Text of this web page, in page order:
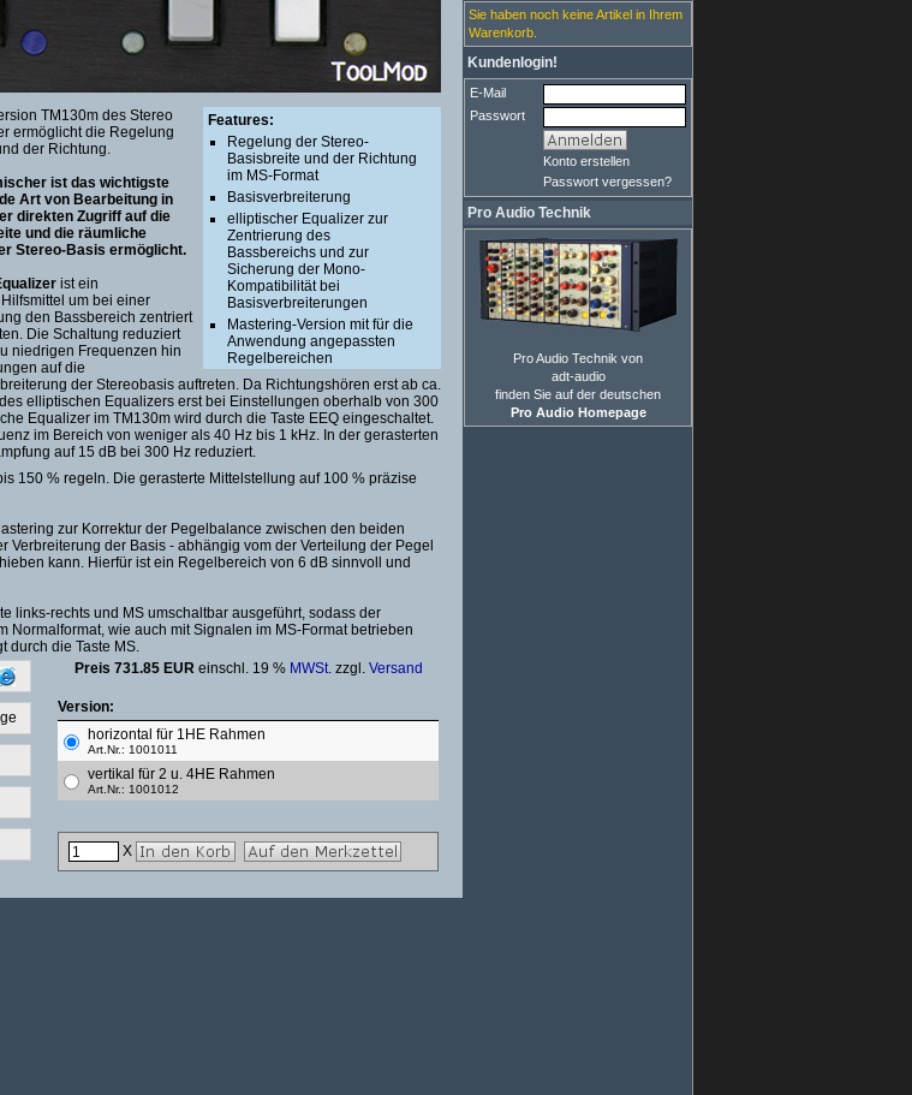
Sie haben noch keine Artikel in Ihrem
Warenkorb.
Kundenlogin!
E-Mail
Passwort
Konto erstellen
Passwort vergessen?
Pro Audio Technik
Pro Audio Technik von
adt-audio
finden Sie auf der deutschen
Pro Audio Homepage
Features:
Regelung der Stereo-
Basisbreite und der Richtung
im MS-Format
Basisverbreiterung
elliptischer Equalizer zur
Zentrierung des
Bassbereichs und zur
Sicherung der Mono-
Kompatibilität bei
Basisverbreiterungen
Mastering-Version mit für die
Anwendung angepassten
Regelbereichen
Basisbreite 50-150 %
Richtung ± 6 dB
Eingang umschaltbar von LR
auf MS
elliptischer Equalizer
regelbar von <40 Hz bis 1
kHz für 15 dB Übersprechen
Dynamikumfang:
127 dBA / 124 dB-RMS
Format: ToolMod 2U, 82 x 40
horizontale Ausführung für
1HE-Rahmen
2HE und 4HE-Rahmen
TM130m des Stereo
ermöglicht die Regelung
der Richtung.
ist das wichtigste
Art von Bearbeitung in
direkten Zugriff auf die
und die räumliche
Stereo-Basis ermöglicht.
ist ein
um bei einer
den Bassbereich zentriert
Die Schaltung reduziert
niedrigen Frequenzen hin
auf die
der Stereobasis auftreten. Da Richtungshören erst ab ca.
elliptischen Equalizers erst bei Einstellungen oberhalb von 300
Equalizer im TM130m wird durch die Taste EEQ eingeschaltet.
im Bereich von weniger als 40 Hz bis 1 kHz. In der gerasterten
auf 15 dB bei 300 Hz reduziert.
150 % regeln. Die gerasterte Mittelstellung auf 100 % präzise
zur Korrektur der Pegelbalance zwischen den beiden
Verbreiterung der Basis - abhängig vom der Verteilung der Pegel
kann. Hierfür ist ein Regelbereich von 6 dB sinnvoll und
links-rechts und MS umschaltbar ausgeführt, sodass der
Normalformat, wie auch mit Signalen im MS-Format betrieben
durch die Taste MS.
Preis 731.85 EUR einschl. 19 % MWSt.zzgl. Versand
Version:
horizontal für 1HE Rahmen
Art.Nr.: 1001011
vertikal für 2 u. 4HE Rahmen
Art.Nr.: 1001012
X